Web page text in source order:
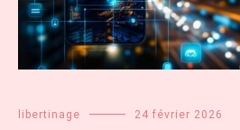
libertinage 24 février 2026